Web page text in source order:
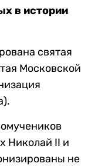
в истории
святая
Московской
Николай II и
не